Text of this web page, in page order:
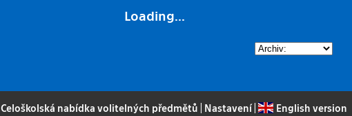
Loading...
|Celoškolská nabídka volitelných předmětů Nastavení| English version